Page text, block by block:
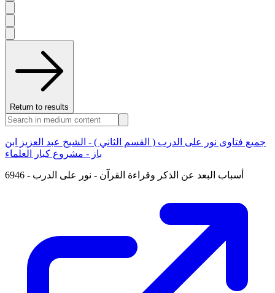
Return to results
جميع فتاوى نور على الدرب ( القسم الثاني ) - الشيخ عبد العزيز ابن
باز - مشروع كبار العلماء
6946 - أسباب البعد عن الذكر وقراءة القرآن - نور على الدرب